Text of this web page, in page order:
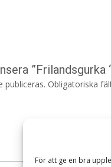
För att ge en bra
”Frilandsgurka
publiceras. Obligatoriska